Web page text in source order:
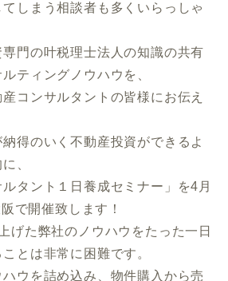
しまう相談者も多くいらっしゃ
門の叶税理士法人の知識の共有
ティングノウハウを、
コンサルタントの皆様にお伝え
得のいく不動産投資ができるよ
、
ルタント１日養成セミナー」を4月
で開催致します！
げた弊社のノウハウをたった一日
とは非常に困難です。
ウを詰め込み、物件購入から売